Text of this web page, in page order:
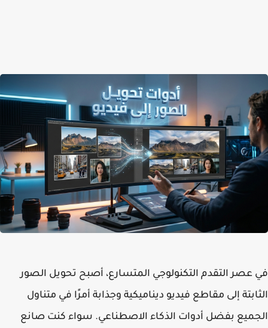
عصر التقدم التكنولوجي المتسارع، أصبح تحويل الصور
إلى مقاطع فيديو ديناميكية وجذابة أمرًا في متناول
بفضل أدوات الذكاء الاصطناعي. سواء كنت صانع